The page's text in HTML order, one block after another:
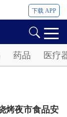
下载 APP
药品 医疗
烤夜市食品安